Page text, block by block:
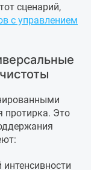
сценарий,
с управлением
протирка. Это